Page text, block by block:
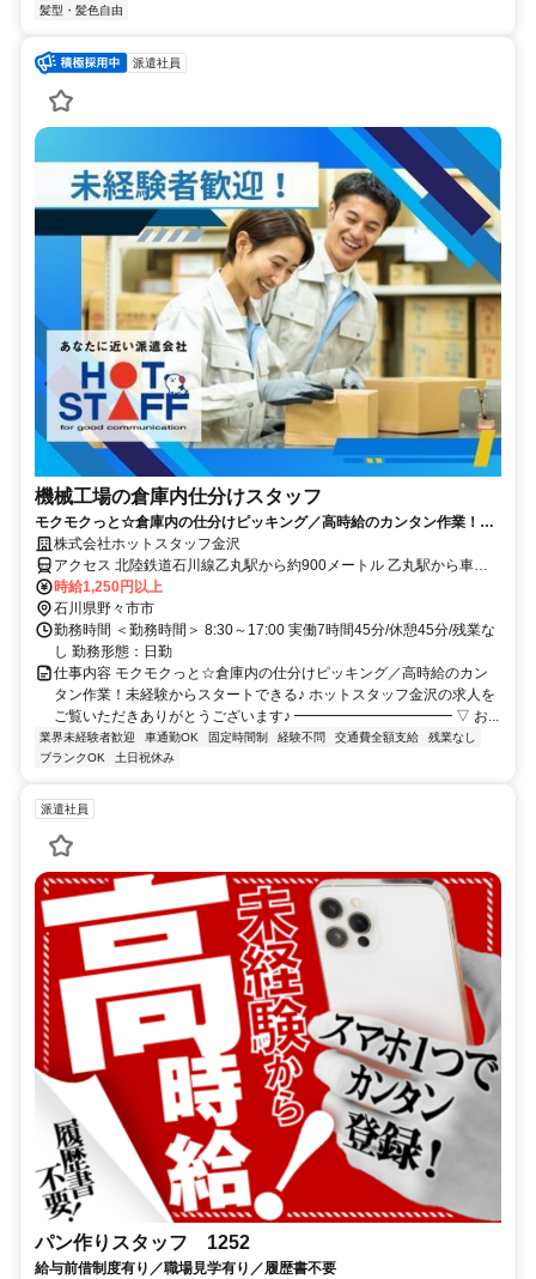
髪型・髪色自由
派遣社員
機械工場の倉庫内仕分けスタッフ
モクモクっと☆倉庫内の仕分けピッキング／高時給のカンタン作業！未
経験からスタートできる♪
株式会社ホットスタッフ金沢
アクセス 北陸鉄道石川線乙丸駅から約900メートル 乙丸駅から車で
約3分/徒歩で約15分 野々市駅から車で約11分 ー ●ご自宅～片道2km
以上の方は、 交通費全額支給いたします(※規定あり) 野々市スポーツ
ランド 近く
時給1,250円以上
石川県野々市市
勤務時間 ＜勤務時間＞ 8:30～17:00 実働7時間45分/休憩45分/残業な
し 勤務形態：日勤
仕事内容 モクモクっと☆倉庫内の仕分けピッキング／高時給のカン
タン作業！未経験からスタートできる♪ ホットスタッフ金沢の求人を
ご覧いただきありがとうございます♪ ━━━━━━━━━━━ ▽ お...
業界未経験者歓迎 車通勤OK 固定時間制 経験不問 交通費全額支給
残業なし
ブランクOK
土日祝休み
派遣社員
パン作りスタッフ 1252
給与前借制度有り／職場見学有り／履歴書不要